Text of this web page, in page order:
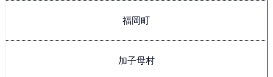
福岡町
加子母村